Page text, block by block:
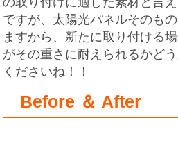
ですが、太陽光パネルそのも
ますから、新たに取り付ける
がその重さに耐えられるかど
くださいね！！
Before ＆ After